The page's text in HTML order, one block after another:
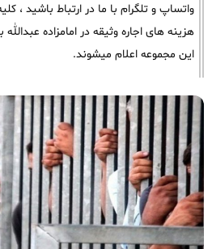
واتساپ و تلگرام با ما در ارتباط باشید ،
هزینه های اجاره وثیقه در امامزاده
این مجموعه اعلام میشوند.